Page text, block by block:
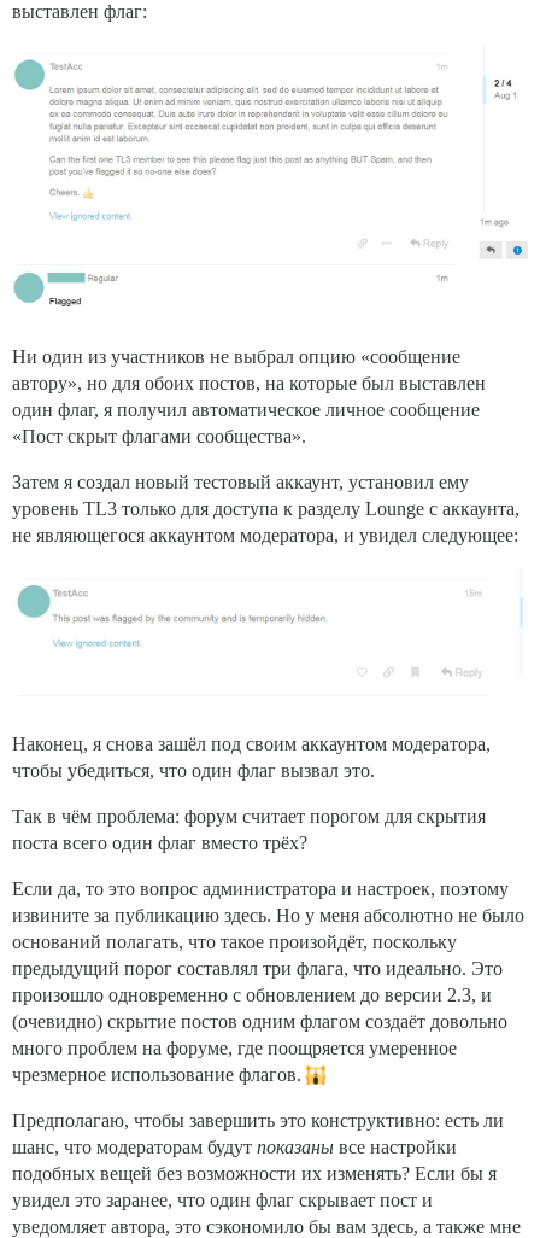
выставлен флаг:
Ни один из участников не выбрал опцию «сообщение
автору», но для обоих постов, на которые был выставлен
один флаг, я получил автоматическое личное сообщение
«Пост скрыт флагами сообщества».
Затем я создал новый тестовый аккаунт, установил ему
уровень TL3 только для доступа к разделу Lounge с аккаунта,
не являющегося аккаунтом модератора, и увидел следующее:
Наконец, я снова зашёл под своим аккаунтом модератора,
чтобы убедиться, что один флаг вызвал это.
Так в чём проблема: форум считает порогом для скрытия
поста всего один флаг вместо трёх?
Если да, то это вопрос администратора и настроек, поэтому
извините за публикацию здесь. Но у меня абсолютно не было
оснований полагать, что такое произойдёт, поскольку
предыдущий порог составлял три флага, что идеально. Это
произошло одновременно с обновлением до версии 2.3, и
(очевидно) скрытие постов одним флагом создаёт довольно
много проблем на форуме, где поощряется умеренное
чрезмерное использование флагов.
Предполагаю, чтобы завершить это конструктивно: есть ли
шанс, что модераторам будут показаны все настройки
подобных вещей без возможности их изменять? Если бы я
увидел это заранее, что один флаг скрывает пост и
уведомляет автора, это сэкономило бы вам здесь, а также мне